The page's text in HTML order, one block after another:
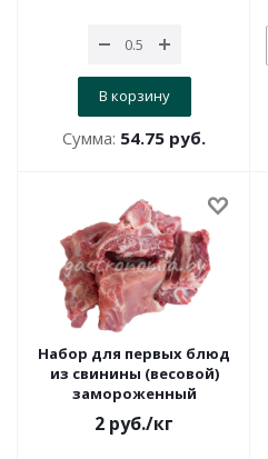
В корзину
Сумма: 54.75 руб.
Набор для первых блюд
из свинины (весовой)
замороженный
2 руб./кг